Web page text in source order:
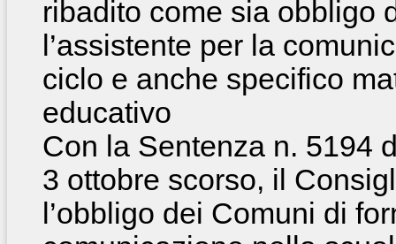
ribadito come sia obbligo
l’assistente per la
ciclo e anche specifico
educativo
Con la Sentenza n. 5194
3 ottobre scorso, il
l’obbligo dei Comuni di